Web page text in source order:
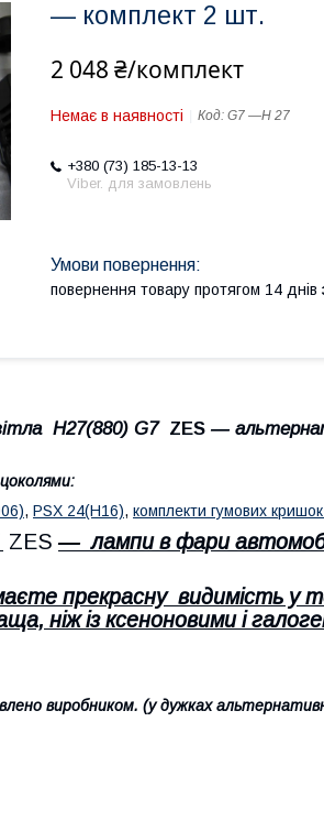
— комплект 2 шт.
2 048 ₴/комплект
Немає в наявності Код: G7 ―H 27
+380 (73) 185-13-13
Viber. для замовлень
повернення товару протягом 14 днів
Н27(880) G7 ZES ―
, PSX 24(H16), комплекти гумових
ZES― лампи в фари
прекрасну видимість у
ніж із ксеноновими і
виробником. (у дужках